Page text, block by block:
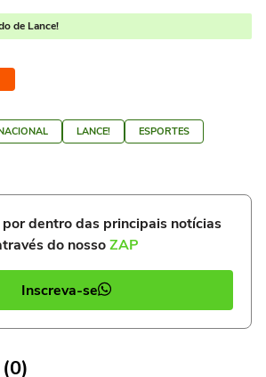
de Lance!
LANCE!
ESPORTES
dentro das principais notícias
do nossoZAP
Inscreva-se